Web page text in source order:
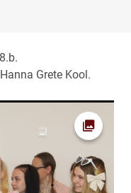
Grete Kool.
Foto